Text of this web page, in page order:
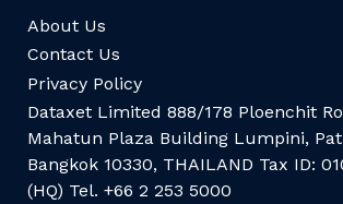
About Us
Contact Us
Privacy Policy
Dataxet Limited 888/178 Ploenchit
Mahatun Plaza Building Lumpini,
Bangkok 10330, THAILAND Tax ID:
(HQ) Tel. +66 2 253 5000